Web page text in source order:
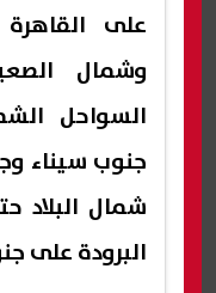
على
وشمال
السواحل
جنوب سيناء
شمال البلاد
البرودة على